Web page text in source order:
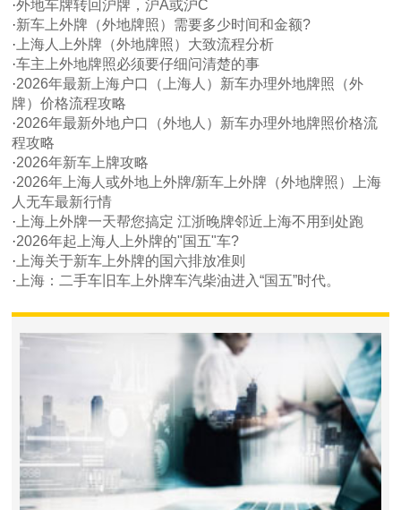
·外地车牌转回沪牌，沪A或沪C
·新车上外牌（外地牌照）需要多少时间和金额?
· 上海人上外牌（外地牌照）大致流程分析
·车主上外地牌照必须要仔细问清楚的事
·2026年最新上海户口（上海人）新车办理外地牌照（外
牌）价格流程攻略
·2026年最新外地户口（外地人）新车办理外地牌照价格流
程攻略
·2026年新车上牌攻略
·2026年上海人或外地上外牌/新车上外牌（外地牌照）上海
人无车最新行情
· 上海上外牌一天帮您搞定 江浙晚牌邻近上海不用到处跑
·2026年起上海人上外牌的"国五"车?
· 上海关于新车上外牌的国六排放准则
· 上海：二手车旧车上外牌车汽柴油进入“国五”时代。